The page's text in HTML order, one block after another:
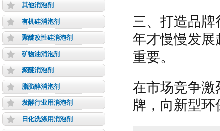
其他消泡剂
有机硅消泡剂
聚醚改性硅消泡剂
矿物油消泡剂
聚醚消泡剂
脂肪醇消泡剂
发酵行业用消泡剂
日化洗涤用消泡剂
三、打造品
年才慢慢发展
重要。
在市场竞争激
牌，向新型